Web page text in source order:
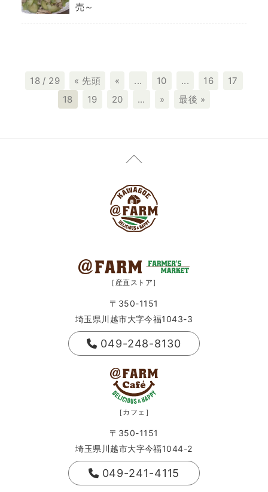
売～
18 / 29 « 先頭 « ... 10 ... 16
17
18
19 20 ... » 最後 »
［産直ストア］
〒350-1151
埼玉県川越市大字今福1043-3
049-248-8130
［カフェ］
〒350-1151
埼玉県川越市大字今福1044-2
049-241-4115